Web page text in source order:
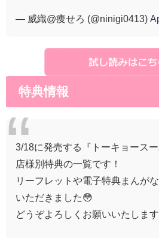
— 威織@痩せろ (@ninigi0413)
特典情報
3/18に発売する『トーキョース
店様別特典の一覧です！
リーフレットや電子特典まんが
いただきました😳
どうぞよろしくお願いいたします